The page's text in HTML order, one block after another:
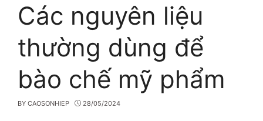
Các nguyên liệu
thường dùng để
bào chế mỹ phẩm
BY CAOSONHIEP 28/05/2024